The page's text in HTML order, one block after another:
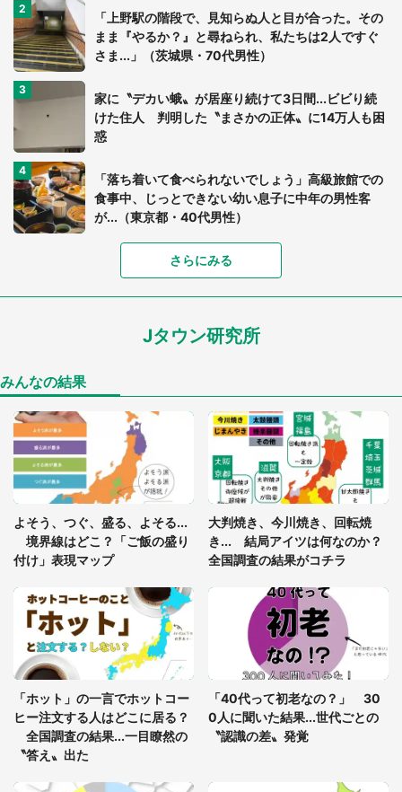
「上野駅の階段で、見知らぬ人と目が合った。その
まま『やるか？』と尋ねられ、私たちは2人ですぐ
さま...」（茨城県・70代男性）
家に〝デカい蛾〟が居座り続けて3日間...ビビり続
けた住人 判明した〝まさかの正体〟に14万人も困
惑
「落ち着いて食べられないでしょう」高級旅館での
食事中、じっとできない幼い息子に中年の男性客
が...（東京都・40代男性）
「富豪すぎ」1歳息子の〝店頭駄々こね〟の内容に1.
7万人驚がく 「お菓子売り場ならまだしも...」「ハ
ードル高い」
「閉所恐怖症の私は新幹線で大パニック。隣席の青
年に『手を繋いで』とお願いしたら...」 体験談に
8万人感動
「ゾワゾワする」「本当に気持ち悪い」 道端でバ
グっちゃってた〝野生の野菜〟に6.5万人戦慄
「○○がない街に住んでいます」住人の呟きに30万
人驚がく 何が存在しないか、あなたはわかる？
「修学旅行に途中参加する娘を送って行ったら、真
っ暗な道で遭難状態。なんとか見つけた民家に助け
を求めると、住人の男性が...」
さらにみる
Jタウン研究所
みんなの結果
よそう、つぐ、盛る、よそる...
境界線はどこ？「ご飯の盛り
付け」表現マップ
大判焼き、今川焼き、回転焼
き... 結局アイツは何なのか？
全国調査の結果がコチラ
「ホット」の一言でホットコー
ヒー注文する人はどこに居る？
全国調査の結果...一目瞭然の
〝答え〟出た
「40代って初老なの？」 30
0人に聞いた結果...世代ごとの
〝認識の差〟発覚